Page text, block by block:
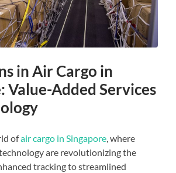
in Air Cargo in
Value-Added Services
ofair cargo in Singapore, where
are revolutionizing the
tracking to streamlined